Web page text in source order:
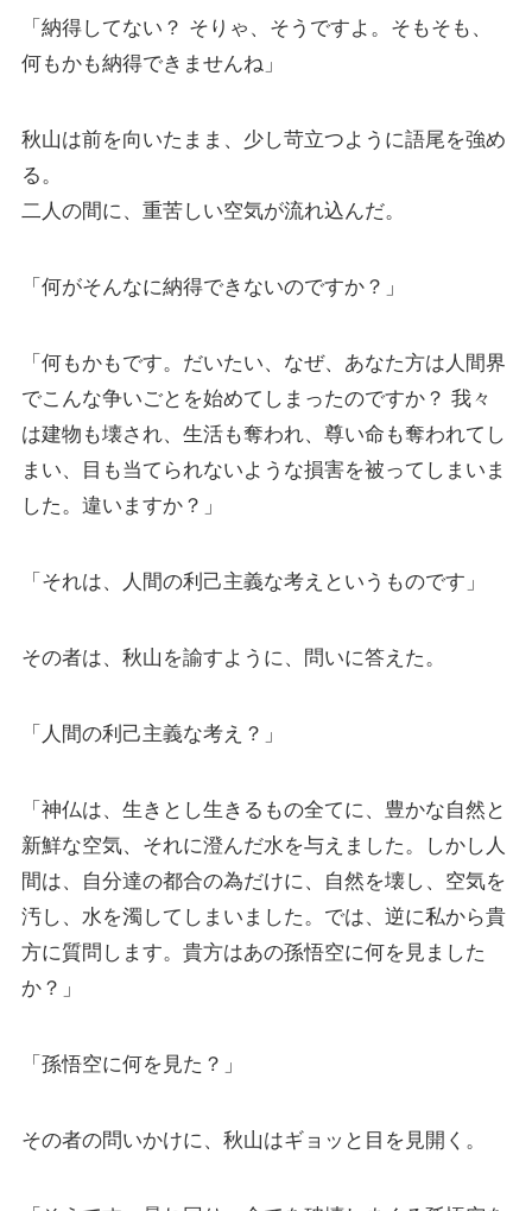
「納得してない？ そりゃ、そうですよ。そもそも、
何もかも納得できませんね」
秋山は前を向いたまま、少し苛立つように語尾を強め
る。
二人の間に、重苦しい空気が流れ込んだ。
「何がそんなに納得できないのですか？」
「何もかもです。だいたい、なぜ、あなた方は人間界
でこんな争いごとを始めてしまったのですか？ 我々
は建物も壊され、生活も奪われ、尊い命も奪われてし
まい、目も当てられないような損害を被ってしまいま
した。違いますか？」
「それは、人間の利己主義な考えというものです」
その者は、秋山を諭すように、問いに答えた。
「人間の利己主義な考え？」
「神仏は、生きとし生きるもの全てに、豊かな自然と
新鮮な空気、それに澄んだ水を与えました。しかし人
間は、自分達の都合の為だけに、自然を壊し、空気を
汚し、水を濁してしまいました。では、逆に私から貴
方に質問します。貴方はあの孫悟空に何を見ました
か？」
「孫悟空に何を見た？」
その者の問いかけに、秋山はギョッと目を見開く。